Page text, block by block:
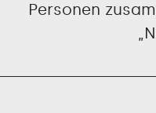
Personen